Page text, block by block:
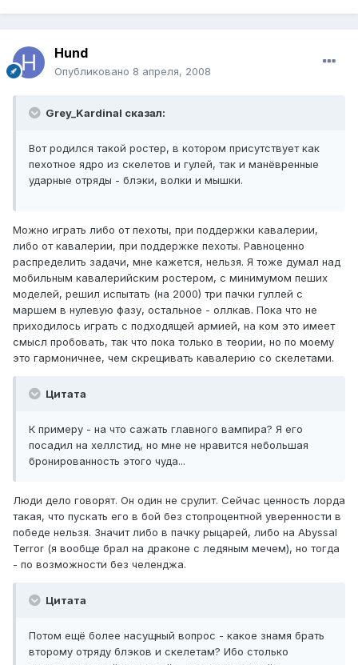
Hund
Опубликовано 8 апреля, 2008
Grey_Kardinal сказал:
Вот родился такой ростер, в котором присутствует как
пехотное ядро из скелетов и гулей, так и манёвренные
ударные отряды - блэки, волки и мышки.
Можно играть либо от пехоты, при поддержки кавалерии,
либо от кавалерии, при поддержке пехоты. Равноценно
распределить задачи, мне кажется, нельзя. Я тоже думал над
мобильным кавалерийским ростером, с минимумом пеших
моделей, решил испытать (на 2000) три пачки гуллей с
маршем в нулевую фазу, остальное - оллкав. Пока что не
приходилось играть с подходящей армией, на ком это имеет
смысл пробовать, так что пока только в теории, но по моему
это гармоничнее, чем скрещивать кавалерию со скелетами.
Цитата
К примеру - на что сажать главного вампира? Я его
посадил на хеллстид, но мне не нравится небольшая
бронированность этого чуда...
Люди дело говорят. Он один не срулит. Сейчас ценность лорда
такая, что пускать его в бой без стопроцентной уверенности в
победе нельзя. Значит либо в пачку рыцарей, либо на Abyssal
Terror (я вообще брал на драконе с ледяным мечем), но тогда
- по возможности без челенджа.
Цитата
Потом ещё более насущный вопрос - какое знамя брать
второму отряду блэков и скелетам? Ибо столько